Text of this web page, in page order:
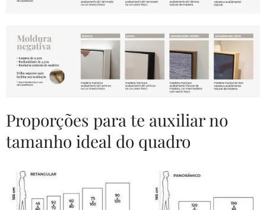
Proporções para te auxiliar no
tamanho ideal do quadro